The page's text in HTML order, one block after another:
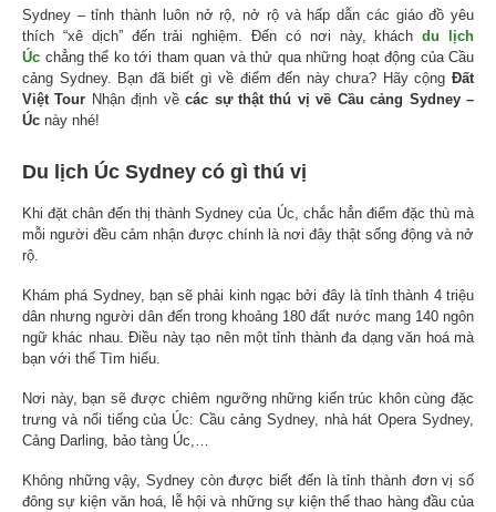
Sydney – tỉnh thành luôn nở rộ, nở rộ và hấp dẫn các giáo đồ yêu
thích “xê dịch” đến trải nghiệm. Đến có nơi này, khách du lịch
Úc chẳng thể ko tới tham quan và thử qua những hoạt động của Cầu
cảng Sydney. Bạn đã biết gì về điểm đến này chưa? Hãy cộng Đất
Việt Tour Nhận định về các sự thật thú vị về Cầu cảng Sydney –
Úc này nhé!
Du lịch Úc Sydney có gì thú vị
Khi đặt chân đến thị thành Sydney của Úc, chắc hẳn điểm đặc thù mà
mỗi người đều cảm nhận được chính là nơi đây thật sống động và nở
rộ.
Khám phá Sydney, bạn sẽ phải kinh ngạc bởi đây là tỉnh thành 4 triệu
dân nhưng người dân đến trong khoảng 180 đất nước mang 140 ngôn
ngữ khác nhau. Điều này tạo nên một tỉnh thành đa dạng văn hoá mà
bạn với thể Tìm hiểu.
Nơi này, bạn sẽ được chiêm ngưỡng những kiến trúc khôn cùng đặc
trưng và nổi tiếng của Úc: Cầu cảng Sydney, nhà hát Opera Sydney,
Cảng Darling, bảo tàng Úc,…
Không những vậy, Sydney còn được biết đến là tỉnh thành đơn vị số
đông sự kiện văn hoá, lễ hội và những sự kiện thể thao hàng đầu của